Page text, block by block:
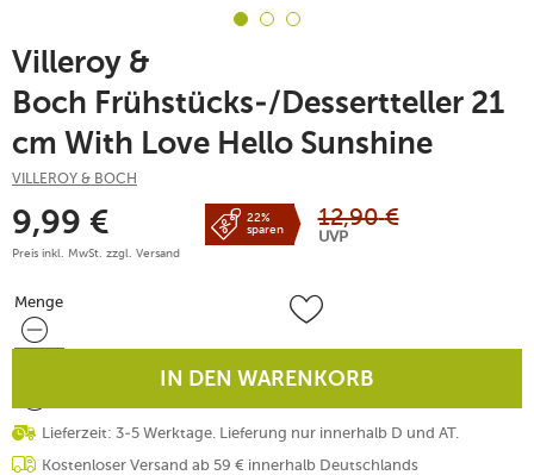
Villeroy &
Boch Frühstücks-/Dessertteller 21
cm With Love Hello Sunshine
VILLEROY & BOCH
9,99 €
Preis inkl. MwSt. zzgl. Versand
22%
sparen
12,90 €
UVP
Menge
Menge
IN DEN WARENKORB
Lieferzeit: 3-5 Werktage. Lieferung nur innerhalb D und AT.
Kostenloser Versand ab 59 € innerhalb Deutschlands